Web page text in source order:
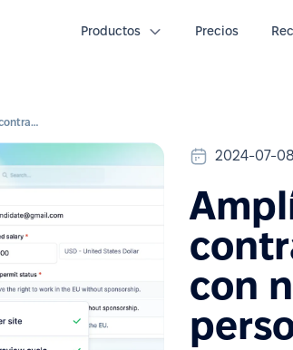
Productos Precios
Amplía las posibilidades de contratación y desempeño con nuevas funciones personalizadas
2024-07-08
con